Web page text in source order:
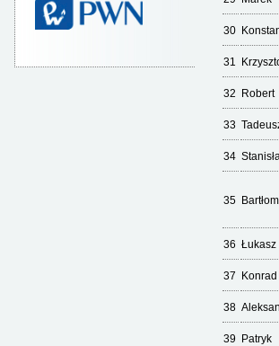
30
31
32 Robert
33
34
35
36 Łukasz
37 Konrad
38
39 Patryk